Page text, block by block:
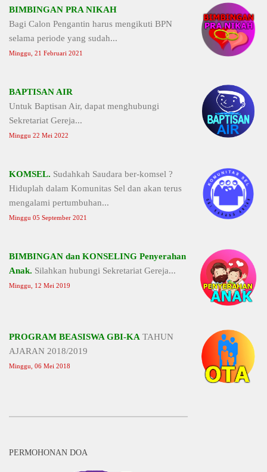
BIMBINGAN PRA NIKAH
Bagi Calon Pengantin harus mengikuti BPN
selama periode yang sudah...
Minggu, 21 Februari 2021
BAPTISAN AIR
Untuk Baptisan Air, dapat menghubungi
Sekretariat Gereja...
Minggu 22 Mei 2022
KOMSEL. Sudahkah Saudara ber-komsel ?
Hiduplah dalam Komunitas Sel dan akan terus
mengalami pertumbuhan...
Minggu 05 September 2021
BIMBINGAN dan KONSELING Penyerahan
Anak. Silahkan hubungi Sekretariat Gereja...
Minggu, 12 Mei 2019
PROGRAM BEASISWA GBI-KA TAHUN
AJARAN 2018/2019
Minggu, 06 Mei 2018
PERMOHONAN DOA